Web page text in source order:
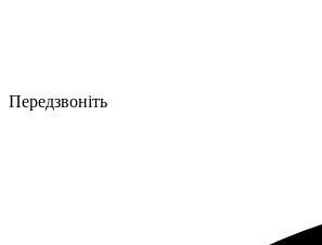
Передзвоніть